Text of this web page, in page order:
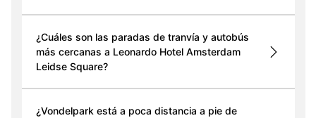
¿Cuáles son las paradas de tranvía y autobús
más cercanas a Leonardo Hotel Amsterdam
Leidse Square?
¿Vondelpark está a poca distancia a pie de